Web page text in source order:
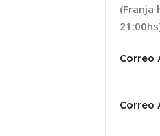
(Franja
Correo
Correo